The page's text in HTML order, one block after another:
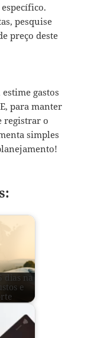
pesquise
preço deste
gastos
para manter
registrar o
simples
dias na
e